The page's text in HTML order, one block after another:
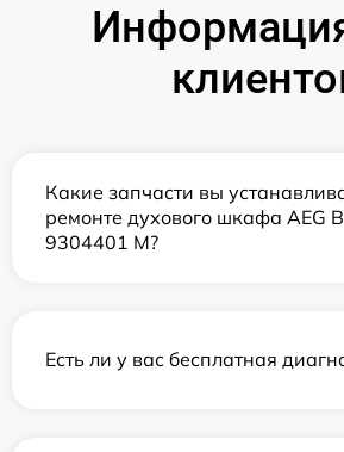
Какие запчасти вы
ремонте духового шкафа AEG
9304401 M?
Есть ли у вас бесплатная